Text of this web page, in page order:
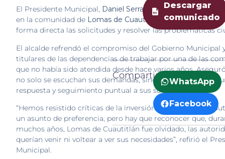
El Presidente Municipal, Daniel Serrano, encabezó el “Día
en la comunidad de Lomas de Cuautitlán
con el objetivo
forma directa las solicitudes y resolver las problemáticas
El alcalde refrendó el compromiso del Gobierno Municipal
titulares de las dependencias de trabajar por una de las
que no había sido atendida desde hace varios años.
no solo se escuchan sus demandas, sino que se les brinda
respuesta y seguimiento puntual a sus solicitudes.
“Hemos resistido críticas de la inversión en Lomas de
un asunto de preferencia, pero hay que reconocer que,
muchos años, Lomas de Cuautitlán fue olvidado, las
querían venir ni voltear a ver sus necesidades”, refirió el
Municipal.
Descargar
comunicado
Compartir:
WhatsApp
Facebook